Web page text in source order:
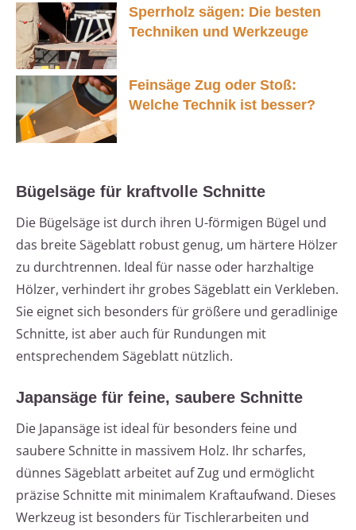
Sperrholz sägen: Die besten
Techniken und Werkzeuge
Feinsäge Zug oder Stoß:
Welche Technik ist besser?
Bügelsäge für kraftvolle Schnitte
Die Bügelsäge ist durch ihren U-förmigen Bügel und
das breite Sägeblatt robust genug, um härtere Hölzer
zu durchtrennen. Ideal für nasse oder harzhaltige
Hölzer, verhindert ihr grobes Sägeblatt ein Verkleben.
Sie eignet sich besonders für größere und geradlinige
Schnitte, ist aber auch für Rundungen mit
entsprechendem Sägeblatt nützlich.
Japansäge für feine, saubere Schnitte
Die Japansäge ist ideal für besonders feine und
saubere Schnitte in massivem Holz. Ihr scharfes,
dünnes Sägeblatt arbeitet auf Zug und ermöglicht
präzise Schnitte mit minimalem Kraftaufwand. Dieses
Werkzeug ist besonders für Tischlerarbeiten und